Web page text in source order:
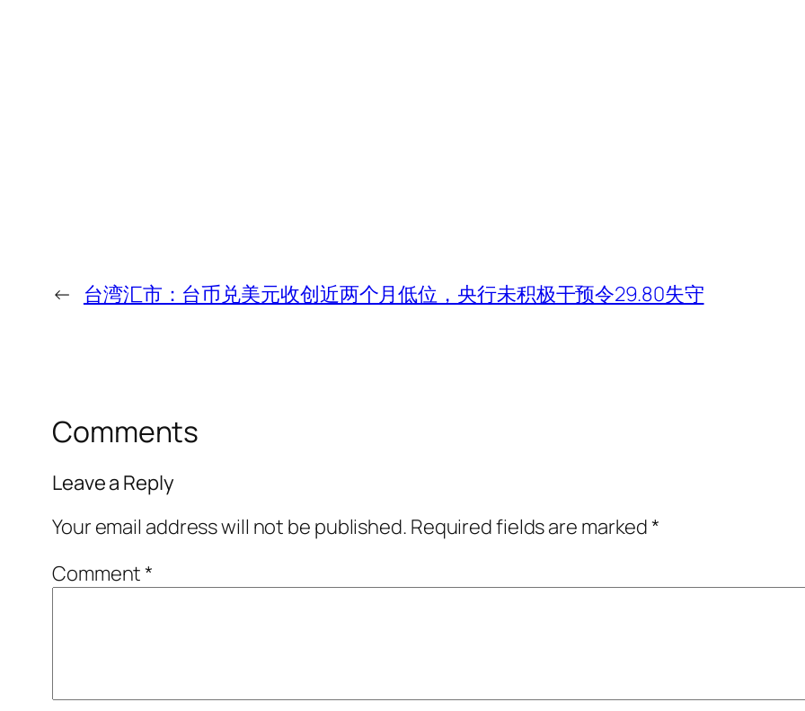
← 台湾汇市：台币兑美元收创近两个月低位，央行未积极干预令29.80失守
Comments
Leave a Reply
Your email address will not be published. Required fields are marked*
Comment*